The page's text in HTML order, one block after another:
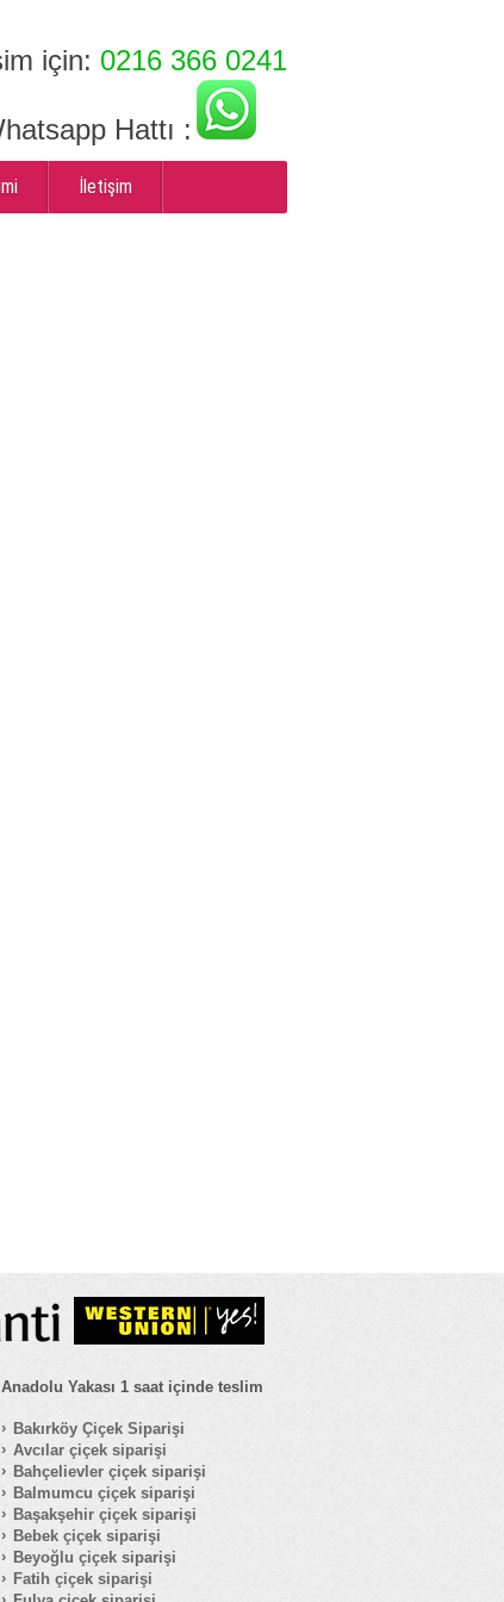
için: 0216 366 0241
Hattı :
İletişim
Anadolu Yakası 1 saat içinde teslim
Bakırköy Çiçek Siparişi
Avcılar çiçek siparişi
Bahçelievler çiçek siparişi
Balmumcu çiçek siparişi
Başakşehir çiçek siparişi
Bebek çiçek siparişi
Beyoğlu çiçek siparişi
Fatih çiçek siparişi